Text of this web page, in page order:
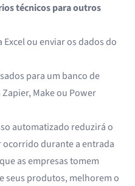
técnicos para outros
Excelou enviar osdados do
para um banco de
Make ou Power
automatizado reduzirá o
durante a entrada
as empresas tomem
seus produtos, melhorem o